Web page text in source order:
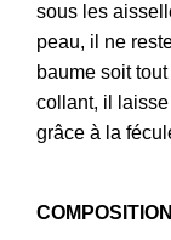
sous les
peau, il ne
baume soit
collant, il
grâce à la
COMPOSITION